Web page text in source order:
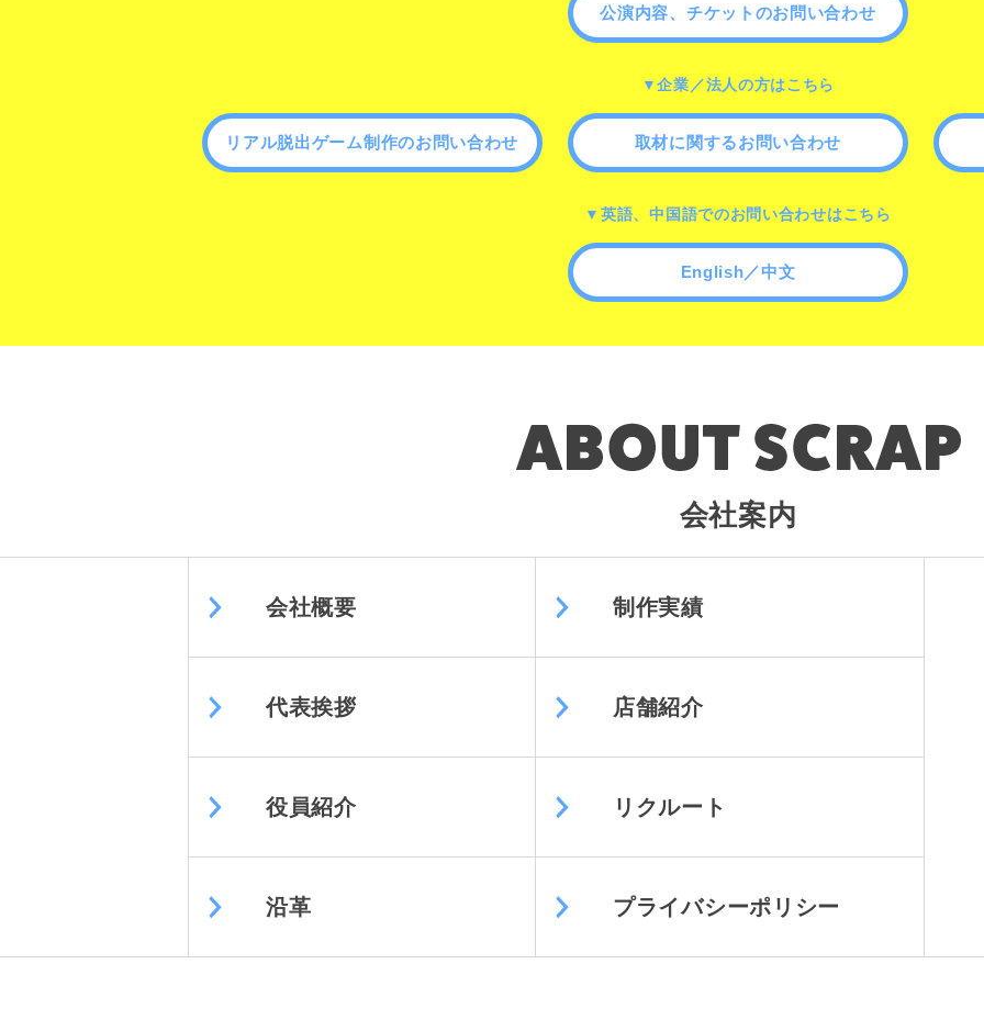
公演内容、チケットのお問い合わせ
▼企業／法人の方はこちら
リアル脱出ゲーム制作のお問い合わせ 取材に関するお問い合わせ
▼英語、中国語でのお問い合わせはこちら
English／中文
会社案内
会社概要 制作実績
代表挨拶 店舗紹介
役員紹介 リクルート
沿革 プライバシーポリシー